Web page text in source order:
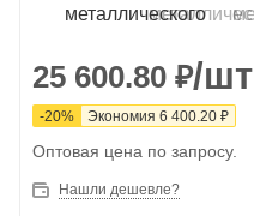
25 600.80 ₽/шт
-20% Экономия 6 400.20 ₽
Оптовая цена по запросу.
Нашли дешевле?